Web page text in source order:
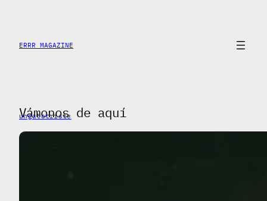
contenido
ERRR MAGAZINE
Vámonos de aquí
ungatotriste